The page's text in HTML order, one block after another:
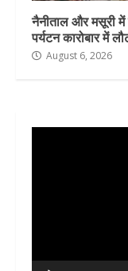
नैनीताल और मसूरी में
पर्यटन कारोबार में
August 6, 2026